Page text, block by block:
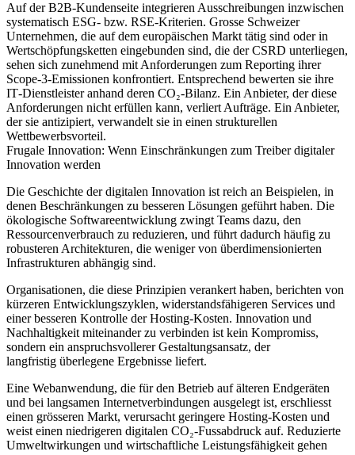
Auf der B2B‑Kundenseite integrieren Ausschreibungen inzwischen
systematisch ESG‑ bzw. RSE‑Kriterien. Grosse Schweizer
Unternehmen, die auf dem europäischen Markt tätig sind oder in
Wertschöpfungsketten eingebunden sind, die der CSRD unterliegen,
sehen sich zunehmend mit Anforderungen zum Reporting ihrer
Scope‑3‑Emissionen konfrontiert. Entsprechend bewerten sie ihre
IT‑Dienstleister anhand deren CO₂‑Bilanz. Ein Anbieter, der diese
Anforderungen nicht erfüllen kann, verliert Aufträge. Ein Anbieter,
der sie antizipiert, verwandelt sie in einen strukturellen
Wettbewerbsvorteil.
Frugale Innovation: Wenn Einschränkungen zum Treiber digitaler
Innovation werden
Die Geschichte der digitalen Innovation ist reich an Beispielen, in
denen Beschränkungen zu besseren Lösungen geführt haben. Die
ökologische Softwareentwicklung zwingt Teams dazu, den
Ressourcenverbrauch zu reduzieren, und führt dadurch häufig zu
robusteren Architekturen, die weniger von überdimensionierten
Infrastrukturen abhängig sind.
Organisationen, die diese Prinzipien verankert haben, berichten von
kürzeren Entwicklungszyklen, widerstandsfähigeren Services und
einer besseren Kontrolle der Hosting‑Kosten. Innovation und
Nachhaltigkeit miteinander zu verbinden ist kein Kompromiss,
sondern ein anspruchsvollerer Gestaltungsansatz, der
langfristig überlegene Ergebnisse liefert.
Eine Webanwendung, die für den Betrieb auf älteren Endgeräten
und bei langsamen Internetverbindungen ausgelegt ist, erschliesst
einen grösseren Markt, verursacht geringere Hosting‑Kosten und
weist einen niedrigeren digitalen CO₂‑Fussabdruck auf. Reduzierte
Umweltwirkungen und wirtschaftliche Leistungsfähigkeit gehen